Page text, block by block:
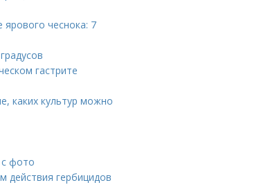
чеснока: 7
гастрите
каких культур можно
с фото
действия гербицидов